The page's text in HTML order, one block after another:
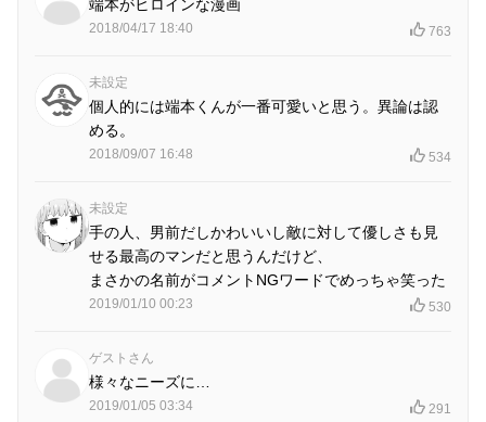
端本がヒロインな漫画
2018/04/17 18:40 763
未設定
個人的には端本くんが一番可愛いと思う。異論は認
める。
2018/09/07 16:48 534
未設定
手の人、男前だしかわいいし敵に対して優しさも見
せる最高のマンだと思うんだけど、
まさかの名前がコメントNGワードでめっちゃ笑った
2019/01/10 00:23 530
ゲストさん
様々なニーズに…
2019/01/05 03:34 291